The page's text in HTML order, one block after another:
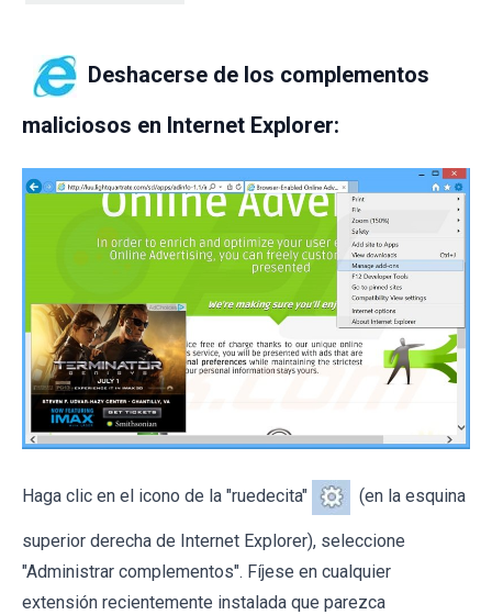
Deshacerse de los complementos
maliciosos en Internet Explorer:
Haga clic en el icono de la "ruedecita" (en la esquina
superior derecha de Internet Explorer), seleccione
"Administrar complementos". Fíjese en cualquier
extensión recientemente instalada que parezca